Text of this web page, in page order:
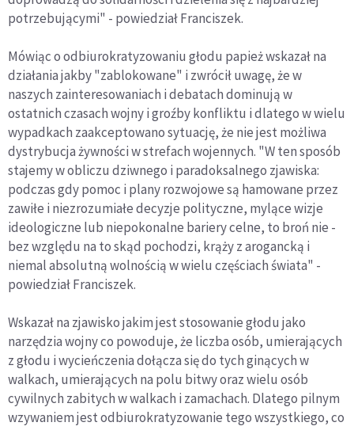
potrzebującymi" - powiedział Franciszek.
Mówiąc o odbiurokratyzowaniu głodu papież wskazał na
działania jakby "zablokowane" i zwrócił uwagę, że w
naszych zainteresowaniach i debatach dominują w
ostatnich czasach wojny i groźby konfliktu i dlatego w wielu
wypadkach zaakceptowano sytuację, że nie jest możliwa
dystrybucja żywności w strefach wojennych. "W ten sposób
stajemy w obliczu dziwnego i paradoksalnego zjawiska:
podczas gdy pomoc i plany rozwojowe są hamowane przez
zawiłe i niezrozumiałe decyzje polityczne, mylące wizje
ideologiczne lub niepokonalne bariery celne, to broń nie -
bez względu na to skąd pochodzi, krąży z arogancką i
niemal absolutną wolnością w wielu częściach świata" -
powiedział Franciszek.
Wskazał na zjawisko jakim jest stosowanie głodu jako
narzędzia wojny co powoduje, że liczba osób, umierających
z głodu i wycieńczenia dołącza się do tych ginących w
walkach, umierających na polu bitwy oraz wielu osób
cywilnych zabitych w walkach i zamachach. Dlatego pilnym
wzywaniem jest odbiurokratyzowanie tego wszystkiego, co